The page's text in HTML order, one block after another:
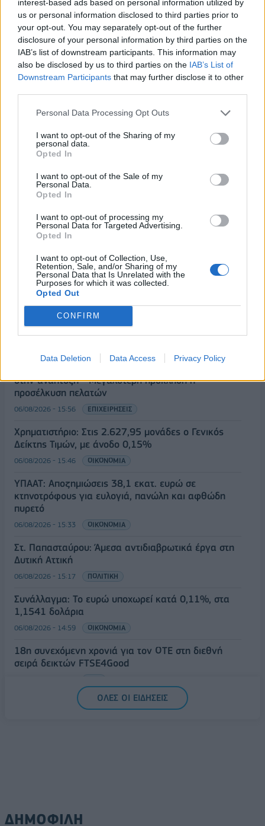
interest-based ads based on personal information utilized by
us or personal information disclosed to third parties prior to
your opt-out. You may separately opt-out of the further
disclosure of your personal information by third parties on the
IAB’s list of downstream participants. This information may
also be disclosed by us to third parties on the IAB’s List of
Downstream Participants that may further disclose it to other
Personal Data Processing Opt Outs
I want to opt-out of the Sharing of my
personal data.
Opted In
I want to opt-out of the Sale of my
Personal Data.
Opted In
I want to opt-out of processing my
Personal Data for Targeted Advertising.
Opted In
I want to opt-out of Collection, Use,
Retention, Sale, and/or Sharing of my
Personal Data that Is Unrelated with the
Purposes for which it was collected.
Opted Out
CONFIRM
Data Deletion Data Access Privacy Policy
ΡΟΗ ΕΙΔΗΣΕΩΝ
ΟΠΕΚΑ: Αύριο η δεύτερη πληρωμή των δικαιούχων
του Λογαριασμού Αγροτικής Εστίας
06/08/2026 - 17:40 ΟΙΚΟΝΟΜΙΑ
Κυβερνητική Επιτροπή Βιομηχανίας- Κ. Μητσοτάκης:
Στρατηγική προτεραιότητα η ενίσχυση της
βιομηχανίας
06/08/2026 - 17:18
Από τις 28 Αυγούστου η ψηφιακή ενεργοποίηση της
Κάρτας Αγρότη μέσω της ΕΑΕ 2026
06/08/2026 - 16:51
Eurobank: Εξελίξεις και προοπτικές στις αγορές
πετρελαίου και φυσικού αερίου στην Ευρώπη
στην ανάπτυξη - Μεγαλύτερη πρόκληση η
προσέλκυση πελατών
06/08/2026 - 15:56 ΕΠΙΧΕΙΡΗΣΕΙΣ
Χρηματιστήριο: Στις 2.627,95 μονάδες ο Γενικός
Δείκτης Τιμών, με άνοδο 0,15%
06/08/2026 - 15:46 ΟΙΚΟΝΟΜΙΑ
ΥΠΑΑΤ: Αποζημιώσεις 38,1 εκατ. ευρώ σε
κτηνοτρόφους για ευλογιά, πανώλη και αφθώδη
πυρετό
06/08/2026 - 15:33 ΟΙΚΟΝΟΜΙΑ
Στ. Παπασταύρου: Άμεσα αντιδιαβρωτικά έργα στη
Δυτική Αττική
06/08/2026 - 15:17 ΠΟΛΙΤΙΚΗ
Συνάλλαγμα: Το ευρώ υποχωρεί κατά 0,11%, στα
1,1541 δολάρια
06/08/2026 - 14:59 ΟΙΚΟΝΟΜΙΑ
18η συνεχόμενη χρονιά για τον ΟΤΕ στη διεθνή
σειρά δεικτών FTSE4Good
ΟΛΕΣ ΟΙ ΕΙΔΗΣΕΙΣ
ΔΗΜΟΦΙΛΗ